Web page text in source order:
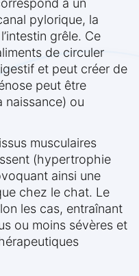
à un
pylorique, la
grêle. Ce
de circuler
et peut créer de
peut être
naissance) ou
musculaires
(hypertrophie
ainsi une
chez le chat. Le
les cas, entraînant
ou moins sévères et